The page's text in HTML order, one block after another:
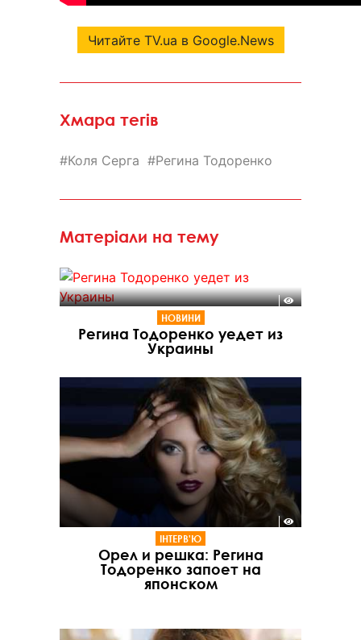
Читайте TV.ua в Google.News
Хмара тегів
Коля Серга Регина Тодоренко
Матеріали на тему
НОВИНИ
Регина Тодоренко уедет из
Украины
ІНТЕРВ'Ю
Орел и решка: Регина
Тодоренко запоет на
японском